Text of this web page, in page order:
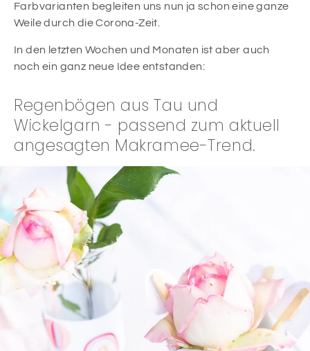
Farbvarianten begleiten uns nun ja schon eine ganze
Weile durch die Corona-Zeit.
In den letzten Wochen und Monaten ist aber auch
noch ein ganz neue Idee entstanden:
Regenbögen aus Tau und
Wickelgarn - passend zum aktuell
angesagten Makramee-Trend.